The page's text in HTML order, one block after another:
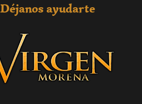
Déjanos ayudarte